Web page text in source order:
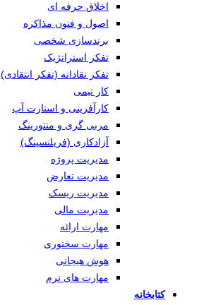
اخلاق حرفه ای
اصول و فنون مذاکره
برندسازی شخصی
تفکر استراتژیک
تفکر نقادانه (تفکر انتقادی)
کار تیمی
کارآفرینی و استارت آپ
مربی گری و منتورینگ
آزادکاری (فریلنسینگ)
مدیریت پروژه
مدیریت تعارض
مدیریت ریسک
مدیریت مالی
مهارت ارائه
مهارت سخنوری
هوش هیجانی
مهارت های نرم
کتابخانه